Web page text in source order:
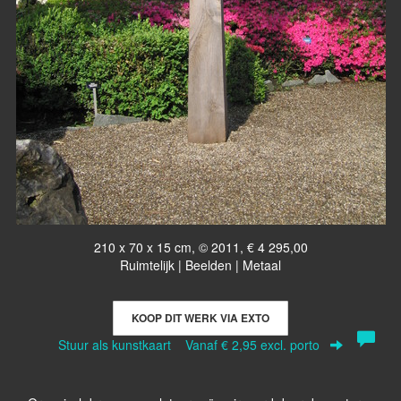
210 x 70 x 15 cm, © 2011, € 4 295,00
Ruimtelijk | Beelden | Metaal
KOOP DIT WERK VIA EXTO
Stuur als kunstkaart Vanaf € 2,95 excl. porto